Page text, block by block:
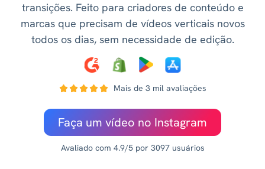
transições. Feito para criadores de conteúdo e
marcas que precisam de vídeos verticais novos
todos os dias, sem necessidade de edição.
Mais de 3 mil avaliações
Faça um vídeo no Instagram
Avaliado com 4.9/5 por 3097 usuários